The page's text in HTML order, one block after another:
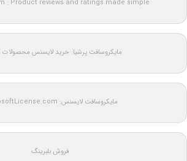
: Product reviews and ratings made simple
مایکروسافت پرشیا: خرید لایسنس محصولات
مایکروسافت لایسنس: MicrosoftLicense.com
فروش بلبرینگ